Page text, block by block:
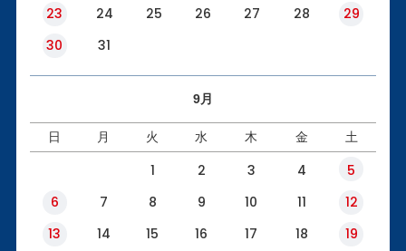
23
24 25 26 27 28
29
30
31
9月
日 月 火 水 木 金 土
1 2 3 4
5
6
7 8 9 10 11
12
13
14 15 16 17 18 19